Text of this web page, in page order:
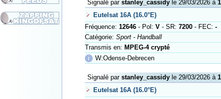
Signalé par stanley_cassidyle 29/03/2026 à
Eutelsat 16A (16.0°E)
Fréquence: 12646- Pol: V- SR: 7200- FEC: -
Catégorie: Sport - Handball
Transmis en: MPEG-4 crypté
ℹ
W:Odense-Debrecen
Signalé par stanley_cassidyle 29/03/2026 à
Eutelsat 16A (16.0°E)